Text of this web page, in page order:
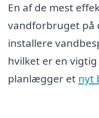
En af de mest
vandforbruget på
installere
hvilket er en
planlægger et nyt